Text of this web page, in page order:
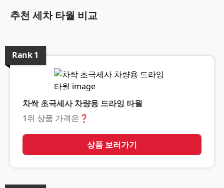
추천 세차 타월 비교
Rank1
차싹 초극세사 차량용 드라잉 타월
1위 상품 가격은 ❓
상품 보러가기